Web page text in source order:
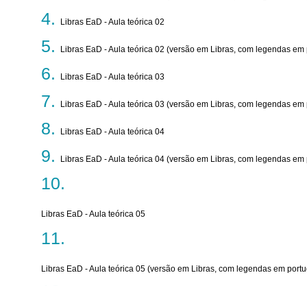
Libras EaD - Aula teórica 02
Libras EaD - Aula teórica 02 (versão em Libras, com legendas em
Libras EaD - Aula teórica 03
Libras EaD - Aula teórica 03 (versão em Libras, com legendas em
Libras EaD - Aula teórica 04
Libras EaD - Aula teórica 04 (versão em Libras, com legendas em
Libras EaD - Aula teórica 05
Libras EaD - Aula teórica 05 (versão em Libras, com legendas em